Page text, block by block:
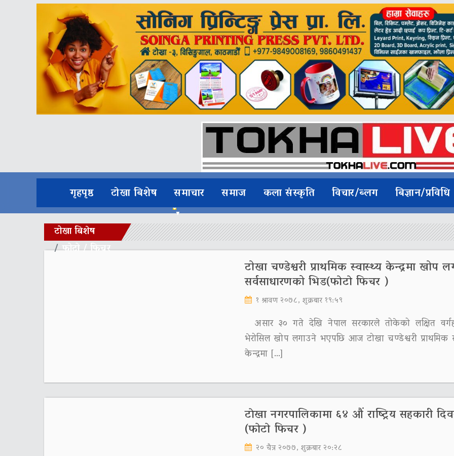
गृहपृष्ठ टोखा बिशेष समाचार समाज कला संस्कृति विचार/ब्लग बिज्ञान/प्रविधि
टोखा बिशेष
फोटो / फिचर
टोखा चण्डेश्वरी प्राथमिक स्वास्थ्य केन्द्रमा खोप
सर्वसाधारणको भिड(फाेटाे फिचर )
१ श्रावण २०७८, शुक्रबार १९:५९
असार ३० गते देखि नेपाल सरकारले तोकेको लक्षित
भेरोसिल खोप लगाउने भएपछि आज टोखा चण्डेश्वरी प्राथमिक
केन्द्रमा […]
टाेखा नगरपालिकामा ६४ औं राष्ट्रिय सहकारी
(फाेटाे फिचर )
२० चैत्र २०७७, शुक्रबार २०:२८